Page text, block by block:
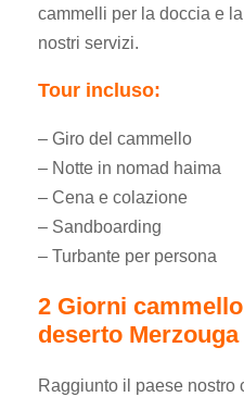
cammelli per la doccia e
nostri servizi.
Tour incluso:
– Giro del cammello
– Notte in nomad haima
– Cena e colazione
– Sandboarding
– Turbante per persona
2 Giorni
deserto Merzouga
Raggiunto il paese nostro